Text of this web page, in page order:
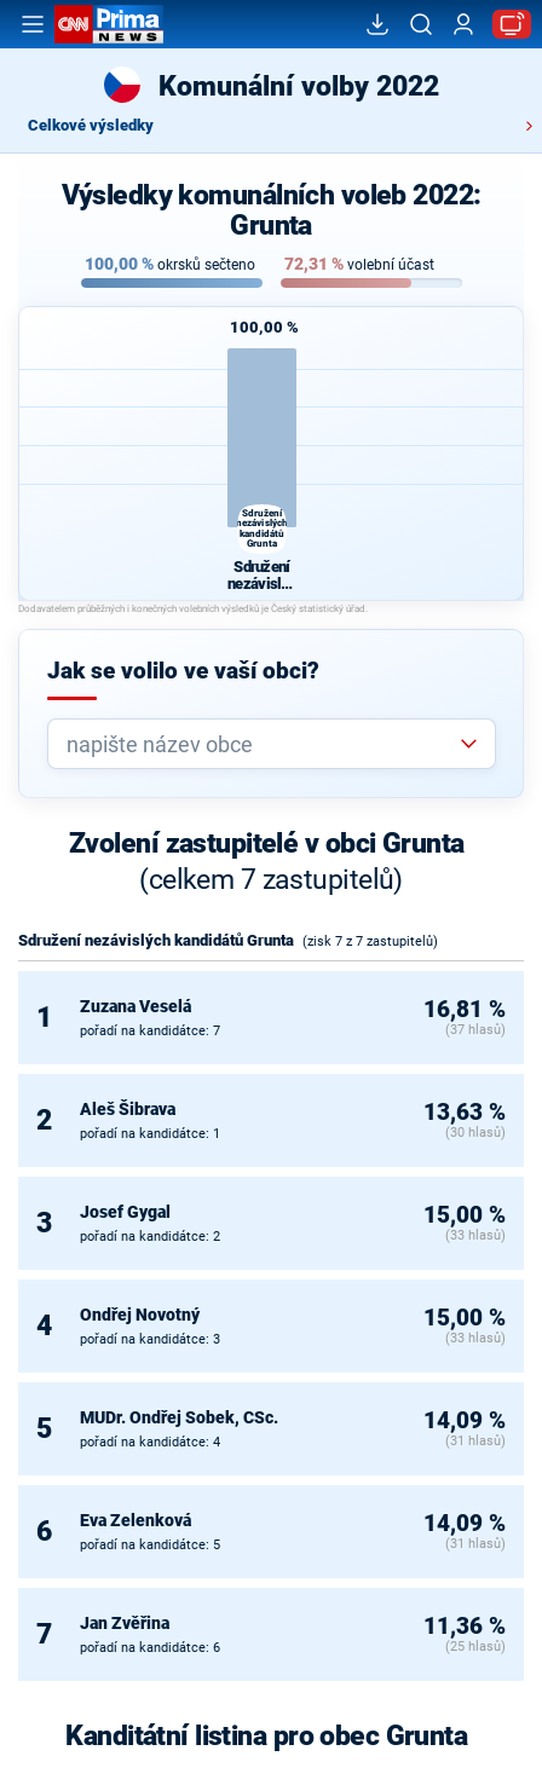
Komunální volby 2022
Celkové výsledky
Výsledky komunálních voleb 2022:
Grunta
100,00% okrsků sečteno 72,31 % volební účast
100,00 %
Sdružení
nezávislých
kandidátů
Grunta
Sdružení
nezávislýc
h
kandidátů
Grunta
Jak se volilo ve vaší obci?
Zvolení zastupitelé v obci Grunta
(celkem 7 zastupitelů)
Sdružení nezávislých kandidátů Grunta (zisk 7 z 7 zastupitelů)
1 Zuzana Veselá
pořadí na kandidátce: 7
16,81 %
(37 hlasů)
2 Aleš Šibrava
pořadí na kandidátce: 1
13,63 %
(30 hlasů)
3 Josef Gygal
pořadí na kandidátce: 2
15,00 %
(33 hlasů)
4 Ondřej Novotný
pořadí na kandidátce: 3
15,00 %
(33 hlasů)
5 MUDr. Ondřej Sobek, CSc.
pořadí na kandidátce: 4
14,09 %
(31 hlasů)
6 Eva Zelenková
pořadí na kandidátce: 5
14,09 %
(31 hlasů)
7 Jan Zvěřina
pořadí na kandidátce: 6
11,36 %
(25 hlasů)
Kanditátní listina pro obec Grunta